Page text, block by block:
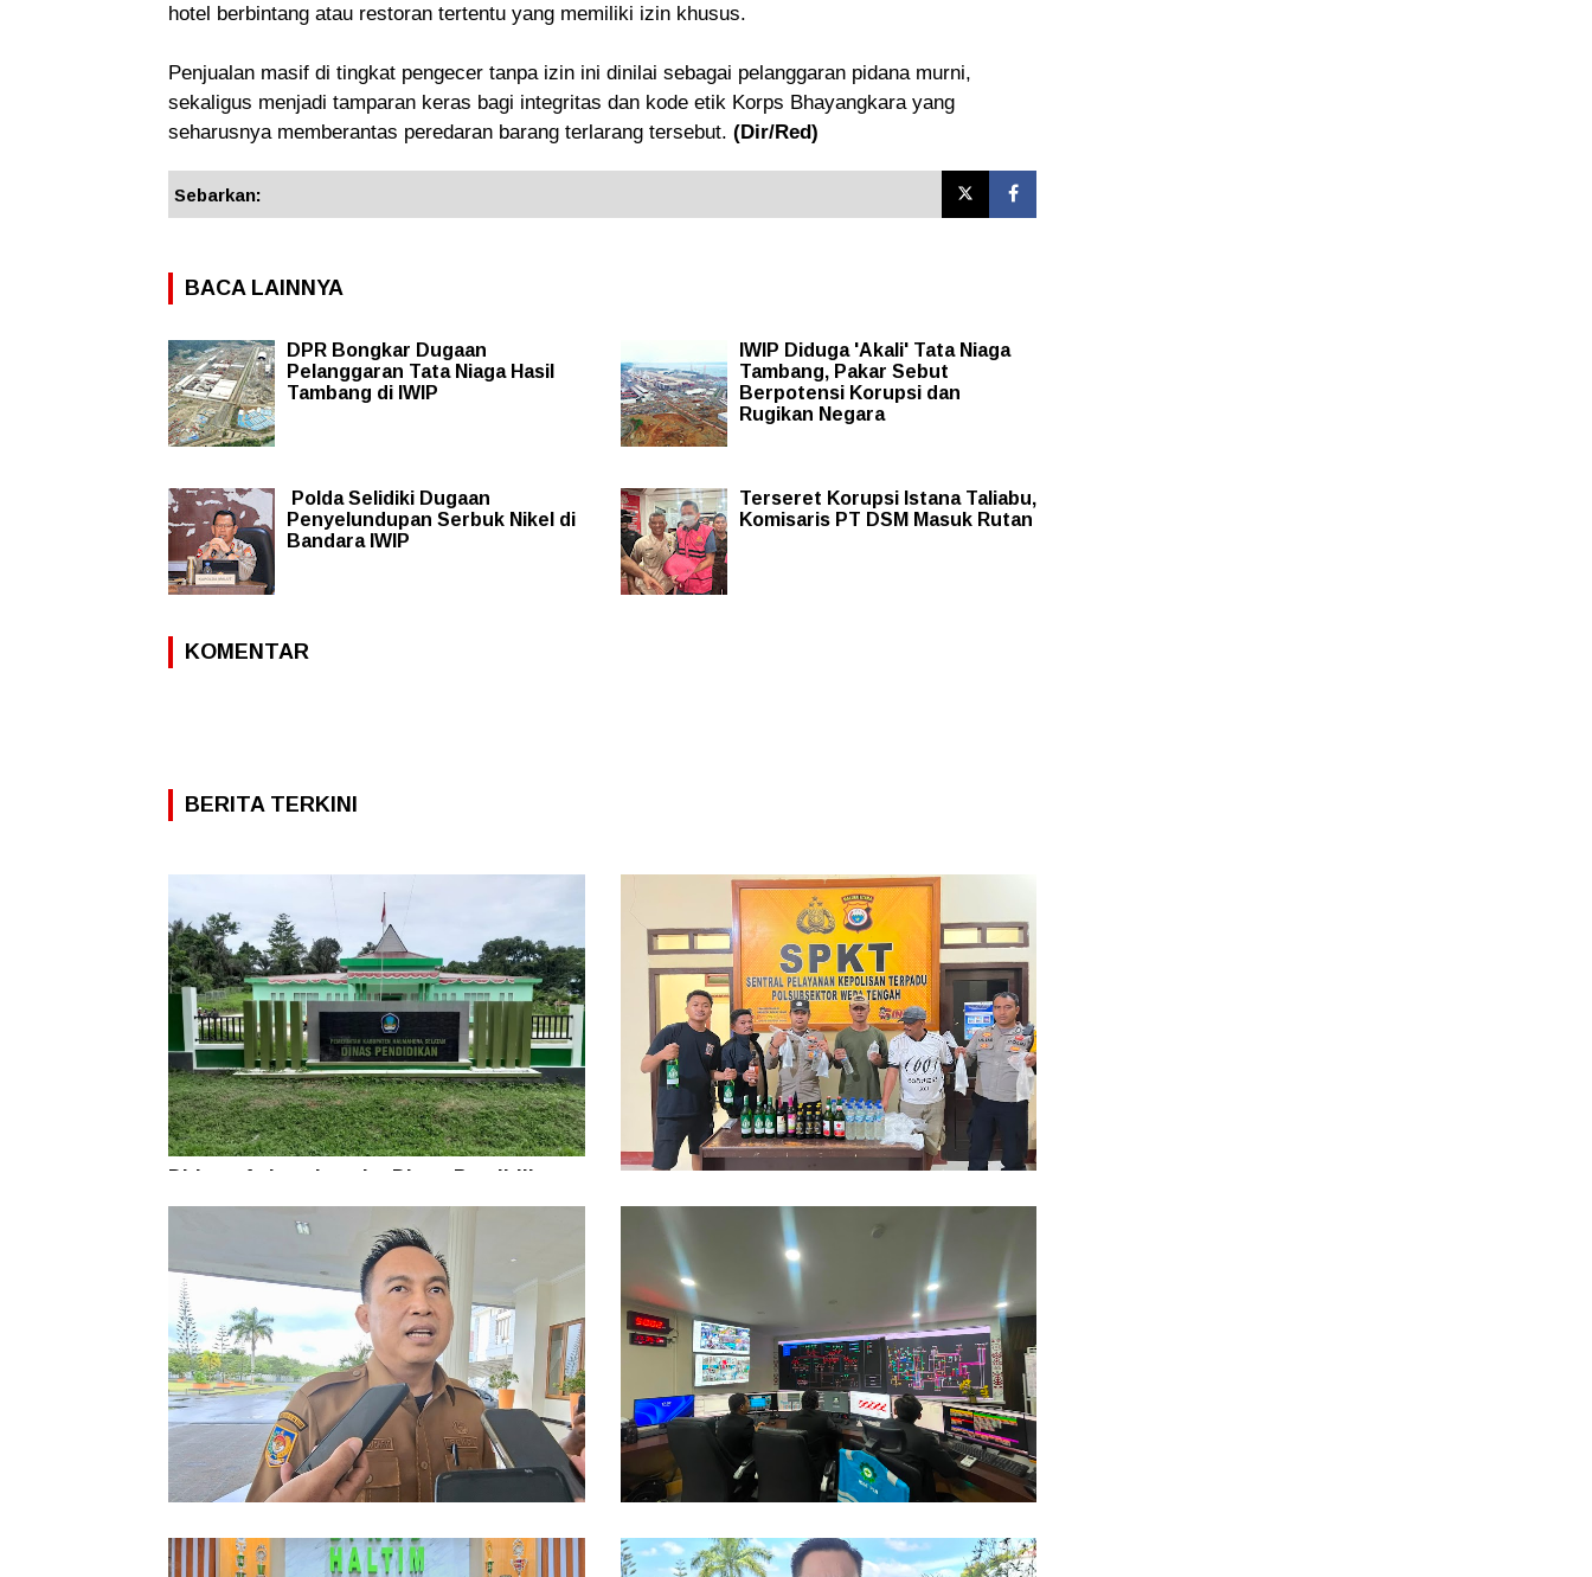
hotel berbintang atau restoran tertentu yang memiliki izin khusus.
Penjualan masif di tingkat pengecer tanpa izin ini dinilai sebagai pelanggaran pidana murni,
sekaligus menjadi tamparan keras bagi integritas dan kode etik Korps Bhayangkara yang
seharusnya memberantas peredaran barang terlarang tersebut. (Dir/Red)
Sebarkan:
BACA LAINNYA
DPR Bongkar Dugaan
Pelanggaran Tata Niaga Hasil
Tambang di IWIP
IWIP Diduga 'Akali' Tata Niaga
Tambang, Pakar Sebut
Berpotensi Korupsi dan
Rugikan Negara
‎ Polda Selidiki Dugaan
Penyelundupan Serbuk Nikel di
Bandara IWIP
Terseret Korupsi Istana Taliabu,
Komisaris PT DSM Masuk Rutan
KOMENTAR
BERITA TERKINI
Diduga Aniaya Lansia, Dinas Pendidikan
Didesak Copot Kepala SDN 84 Halsel
Polsubsektor Weda Tengah Sita Puluhan
Botol Miras Ilegal di Lelilef Waibulen
Kebutuhan Energi Meningkat, Penjualan
Listrik PLN UIW MMU Tumbuh 12,65